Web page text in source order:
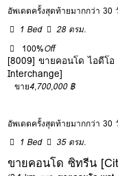
อัพเดตครั้งสุดท้ายมากกว่า 30
1 Bed
28 ตรม.
100%Off
[8009] ขายคอนโด ไอดีโ
Interchange]
ขาย4,700,000 ฿
อัพเดตครั้งสุดท้ายมากกว่า 30
1 Bed
35 ตรม.
ขายคอนโด ซิทรีน